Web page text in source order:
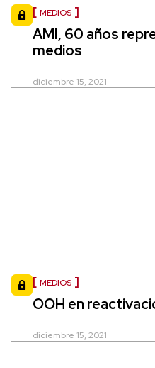
MEDIOS
AMI, 60 años
medios
diciembre 15, 2021
MEDIOS
OOH en
diciembre 15, 2021